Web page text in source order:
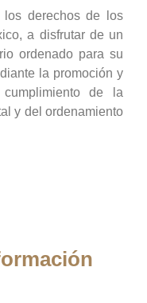
los derechos de los
a disfrutar de un
ordenado para su
la promoción y
de la
y del ordenamiento